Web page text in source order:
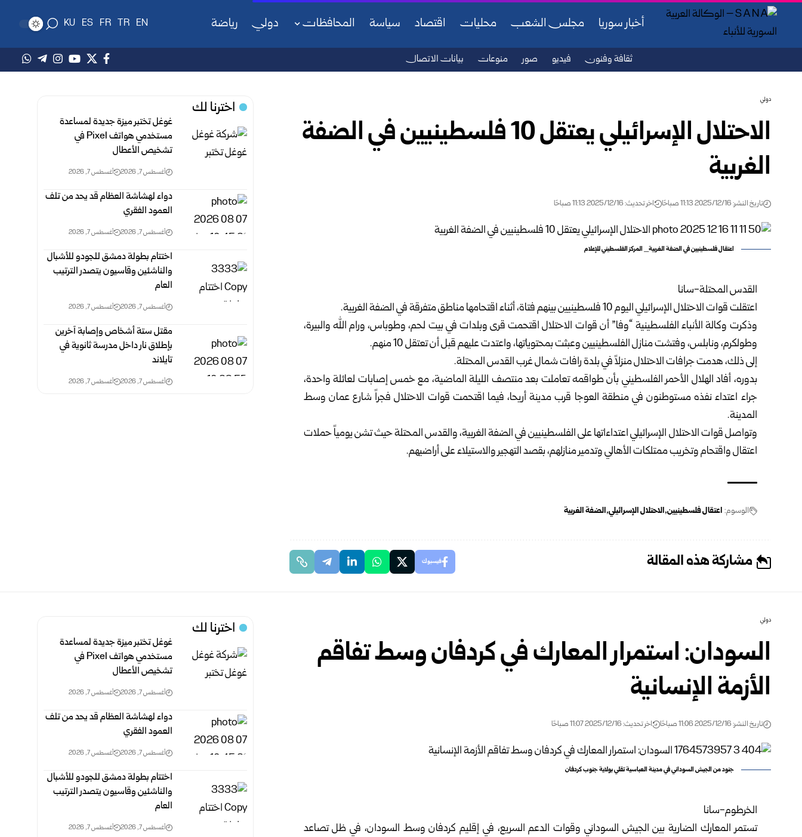
أخبار سوريا مجلس الشعب محليات اقتصاد سياسة المحافظات دولي رياضة EN
TR
FR
ES
KU
ثقافة وفنون فيديو صور منوعات بيانات الاتصال
دولي
الاحتلال الإسرائيلي يعتقل 10 فلسطينيين في الضفة
الغربية
تاريخ النشر: 2025/12/16 11:13 صباحًا اخر تحديث: 2025/12/16 11:13 صباحًا
اعتقال فلسطينيين في الضفة الغربية_ المركز الفلسطيني للإعلام
القدس المحتلة-سانا
اعتقلت قوات الاحتلال الإسرائيلي اليوم 10 فلسطينيين بينهم فتاة، أثناء اقتحامها مناطق متفرقة في الضفة الغربية.
وذكرت وكالة الأنباء الفلسطينية “وفا” أن قوات الاحتلال اقتحمت قرى وبلدات في بيت لحم، وطوباس، ورام الله والبيرة،
وطولكرم، ونابلس، وفتشت منازل الفلسطينيين وعبثت بمحتوياتها، واعتدت عليهم قبل أن تعتقل 10 منهم.
إلى ذلك، هدمت جرافات الاحتلال منزلاً في بلدة رافات شمال غرب القدس المحتلة.
بدوره، أفاد الهلال الأحمر الفلسطيني بأن طواقمه تعاملت بعد منتصف الليلة الماضية، مع خمس إصابات لعائلة واحدة،
جراء اعتداء نفذه مستوطنون في منطقة العوجا قرب مدينة أريحا، فيما اقتحمت قوات الاحتلال فجراً شارع عمان وسط
المدينة.
وتواصل قوات الاحتلال الإسرائيلي اعتداءاتها على الفلسطينيين في الضفة الغربية، والقدس المحتلة حيث تشن يومياً حملات
اعتقال واقتحام وتخريب ممتلكات الأهالي وتدمير منازلهم، بقصد التهجير والاستيلاء على أراضيهم.
الوسوم: اعتقال فلسطينيين الاحتلال الإسرائيلي الضفة الغربية
مشاركة هذه المقالة فيسبوك
اخترنا لك
غوغل تختبر ميزة جديدة لمساعدة
مستخدمي هواتف Pixel في
تشخيص الأعطال
أغسطس 7, 2026 أغسطس 7, 2026
دواء لهشاشة العظام قد يحد من تلف
العمود الفقري
أغسطس 7, 2026 أغسطس 7, 2026
اختتام بطولة دمشق للجودو للأشبال
والناشئين وقاسيون يتصدر الترتيب
العام
أغسطس 7, 2026 أغسطس 7, 2026
مقتل ستة أشخاص وإصابة آخرين
بإطلاق نار داخل مدرسة ثانوية في
تايلاند
أغسطس 7, 2026 أغسطس 7, 2026
دولي
السودان: استمرار المعارك في كردفان وسط تفاقم
الأزمة الإنسانية
تاريخ النشر: 2025/12/16 11:06 صباحًا اخر تحديث: 2025/12/16 11:07 صباحًا
جنود من الجيش السوداني في مدينة العباسية تقلي بولاية جنوب كردفان
الخرطوم-سانا
تستمر المعارك الضارية بين الجيش السوداني وقوات الدعم السريع، في إقليم كردفان وسط السودان، في ظل تصاعد
اخترنا لك
غوغل تختبر ميزة جديدة لمساعدة
مستخدمي هواتف Pixel في
تشخيص الأعطال
أغسطس 7, 2026 أغسطس 7, 2026
دواء لهشاشة العظام قد يحد من تلف
العمود الفقري
أغسطس 7, 2026 أغسطس 7, 2026
اختتام بطولة دمشق للجودو للأشبال
والناشئين وقاسيون يتصدر الترتيب
العام
أغسطس 7, 2026 أغسطس 7, 2026